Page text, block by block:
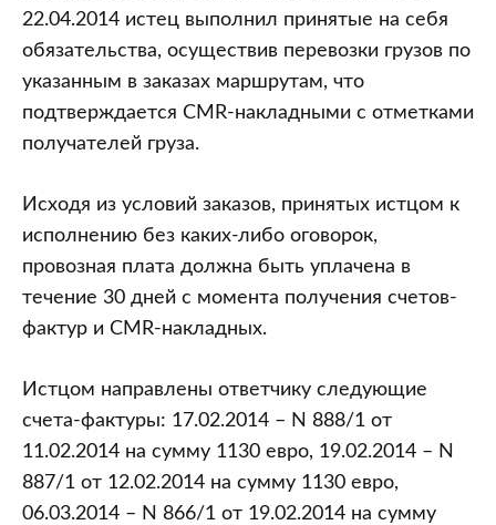
22.04.2014 истец выполнил принятые на себя
обязательства, осуществив перевозки грузов по
указанным в заказах маршрутам, что
подтверждается CMR-накладными с отметками
получателей груза.
Исходя из условий заказов, принятых истцом к
исполнению без каких-либо оговорок,
провозная плата должна быть уплачена в
течение 30 дней с момента получения счетов-
фактур и CMR-накладных.
Истцом направлены ответчику следующие
счета-фактуры: 17.02.2014 – N 888/1 от
11.02.2014 на сумму 1130 евро, 19.02.2014 – N
887/1 от 12.02.2014 на сумму 1130 евро,
06.03.2014 – N 866/1 от 19.02.2014 на сумму